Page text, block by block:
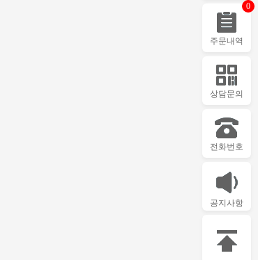
주문내역
0
상담문의
전화번호
공지사항